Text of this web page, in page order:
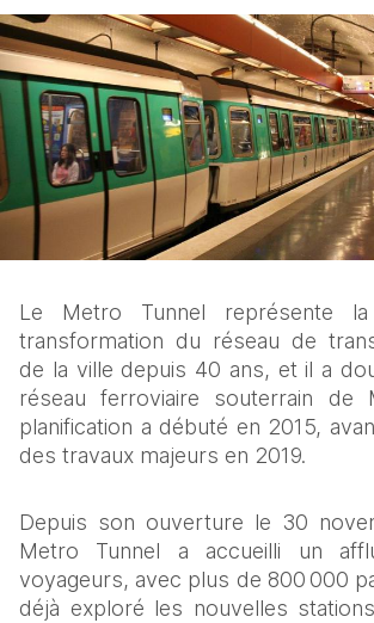
Le Metro Tunnel représente
transformation du réseau de
de la ville depuis 40 ans, et il a
réseau ferroviaire souterrain de
planification a débuté en 2015,
des travaux majeurs en 2019.
Depuis son ouverture le 30
Metro Tunnel a accueilli un
voyageurs, avec plus de 800 000
déjà exploré les nouvelles